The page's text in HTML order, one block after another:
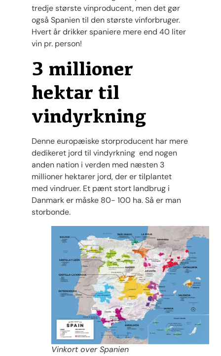
tredje største vinproducent, men det gør
også Spanien til den største vinforbruger.
Hvert år drikker spaniere mere end 40 liter
vin pr. person!
3 millioner
hektar til
vindyrkning
Denne europæiske storproducent har mere
dedikeret jord til vindyrkning end nogen
anden nation i verden med næsten 3
millioner hektarer jord, der er tilplantet
med vindruer. Et pænt stort landbrug i
Danmark er måske 80- 100 ha. Så er man
storbonde.
Vinkort over Spanien